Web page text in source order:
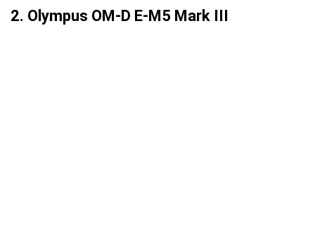
2. Olympus OM-D E-M5 Mark III